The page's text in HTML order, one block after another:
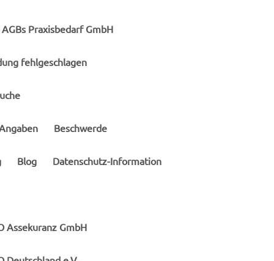
AGBs Praxisbedarf GmbH
fehlgeschlagen
Beschwerde
Blog Datenschutz-Information
Assekuranz GmbH